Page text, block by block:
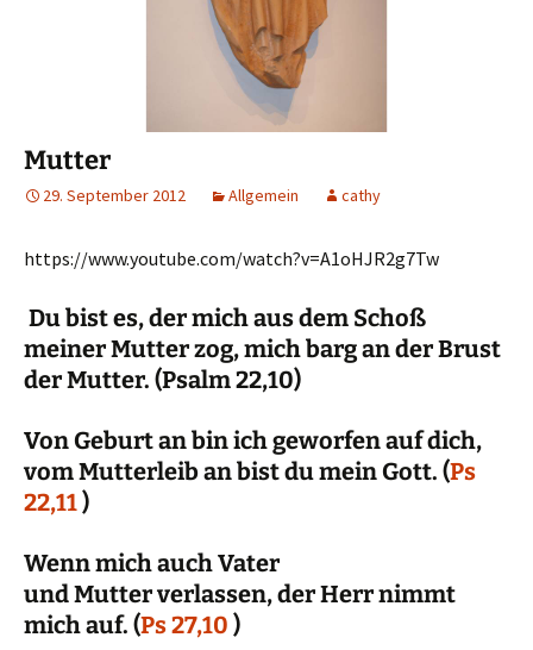
Mutter
29. September 2012 Allgemein cathy
https://www.youtube.com/watch?v=A1oHJR2g7Tw
Du bist es, der mich aus dem Schoß
meiner Mutter zog, mich barg an der Brust
der Mutter. (Psalm 22,10)
Von Geburt an bin ich geworfen auf dich,
vom Mutterleib an bist du mein Gott. (Ps
22,11)
Wenn mich auch Vater
und Mutter verlassen, der Herr nimmt
mich auf. (Ps 27,10 )